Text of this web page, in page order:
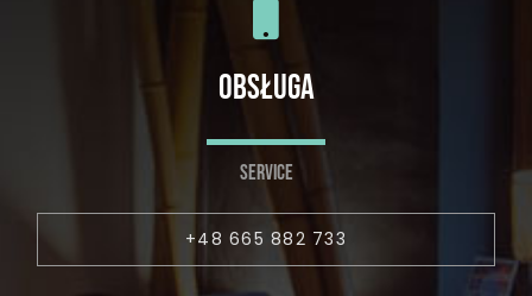
OBSŁUGA
SERVICE
+48 665 882 733